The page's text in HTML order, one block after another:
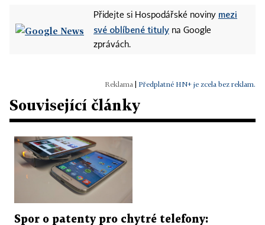
Přidejte si Hospodářské noviny mezi
své oblíbené tituly na Google
zprávách.
Předplatné HN+ je zcela bez reklam.
Související články
Spor o patenty pro chytré telefony: